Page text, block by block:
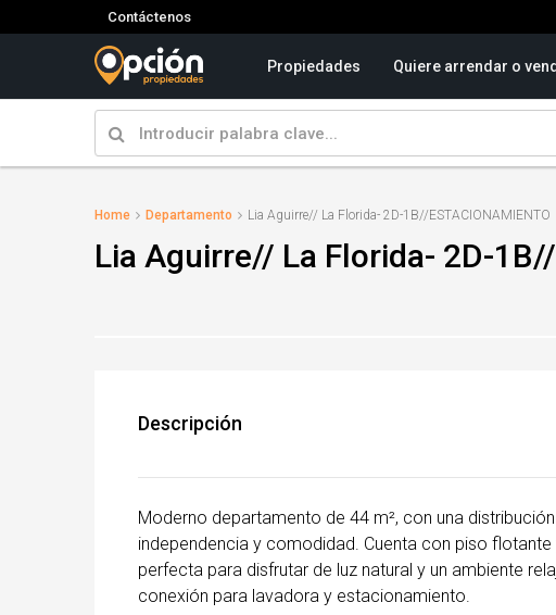
Contáctenos
Propiedades Quiere arrendar o
Home Departamento Lia Aguirre// La Florida- 2D-1B//ESTACIONAMIENTO
Lia Aguirre// La Florida- 2D-
Descripción
Moderno departamento de 44 m², con una
independencia y comodidad. Cuenta con piso
perfecta para disfrutar de luz natural y un ambiente
conexión para lavadora y estacionamiento.